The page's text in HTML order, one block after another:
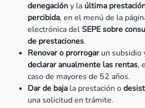
denegacióny la última
percibida, en el menú de la
electrónica del SEPE sobre
de prestaciones.
Renovar o prorrogarun subsidio
declarar anualmente las rentas,
caso de mayores de 52 años.
Dar de baja la prestación o
una solicitud en trámite.